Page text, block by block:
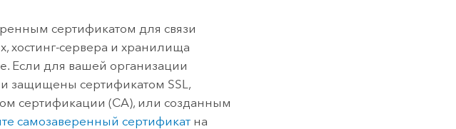
сертификатом для связи
сервера и хранилища
Если для вашей организации
защищены сертификатом SSL,
сертификации (CA), или созданным
самозаверенный сертификат на